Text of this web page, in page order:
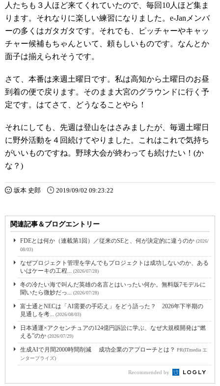
人たちも３人ほど来てくれていたので、毎回10人ほど集ま
ります。それなりに楽しい練習になりました。e-Janメンバ
ーの多くはガタガタです。それでも、ピッチャーやキャッ
チャー候補もちゃんといて、頼もしいものです。なんとか
面子は揃えられそうです。
さて、本番は来週土曜日です。私は高知から土曜日のお昼
到着の便で戻ります。そのまま大宮のグラウンドに行く予
定です。はてさて、どうなることやら！
それにしても、先週は登山をはさみましたが、毎週土曜日
に野外活動を４回続けてやりました。これはこれで気持ち
がいいものですね。野球大会が終わっても続けたい！(か
な？)
坂本 史郎 2019/09/02 09:23:22
関連記事＆ブログエントリー
FDEとは何か（連載第1回）／従来のSEと、何が決定的に違うのか (2026/
08/03)
なぜプロジェクト管理を学んでもプロジェクトは成功しないのか、ある
いはケーキの工程... (2026/07/28)
冬の冷たい海で叫んだ英雄の名言とはいったい何か。無料版7モデルに
聞いたら微妙だっ... (2026/07/28)
富士通とNECは「AI需要の手応え」をどう語った？ 2026年下半期の
見通しを考... (2026/08/03)
日本通運×アクセンチュアの124億円訴訟に学ぶ、なぜ大規模開発は“燃
える”のか (2026/07/29)
生成AIで月間2000時間削減 成功企業のアプローチとは？ PR(ITmedia エ
ンタープライズ)
Recommended by